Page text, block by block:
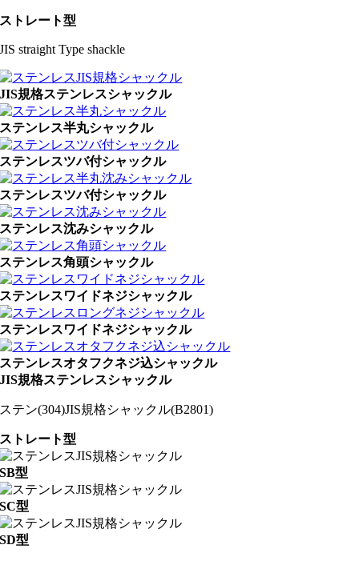
ストレート型
JIS straight Type shackle
JIS規格ステンレスシャックル
ステンレス半丸シャックル
ステンレスツバ付シャックル
ステンレスツバ付シャックル
ステンレス沈みシャックル
ステンレス角頭シャックル
ステンレスワイドネジシャックル
ステンレスワイドネジシャックル
ステンレスオタフクネジ込シャックル
JIS規格ステンレスシャックル
ステン(304)JIS規格シャックル(B2801)
ストレート型
SB型
SC型
SD型